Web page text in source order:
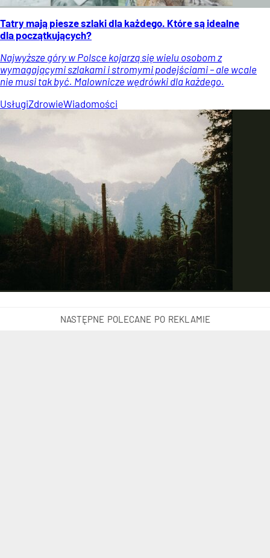
Tatry mają piesze szlaki dla każdego. Które są idealne
dla początkujących?
Najwyższe góry w Polsce kojarzą się wielu osobom z
wymagającymi szlakami i stromymi podejściami – ale wcale
nie musi tak być. Malownicze wędrówki dla każdego.
UsługiZdrowieWiadomości